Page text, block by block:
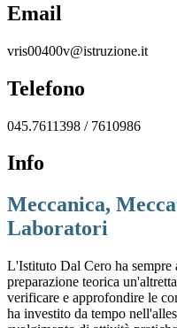
Email
vris00400v@istruzione.it
Telefono
045.7611398 / 7610986
Info
Meccanica,
Laboratori
L'Istituto Dal Cero ha sempre
preparazione teorica
verificare e approfondire le
ha investito da tempo